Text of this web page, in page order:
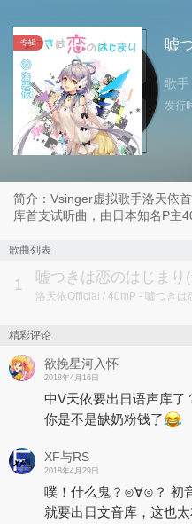
专辑 嘘
歌手
发行
简介：Vsinger虚拟歌手洛天依
库首支试听曲，由日本知名P主
歌曲列表
1 嘘つきは恋のはじまり
洛天依Official / 40mP - 嘘つきは
精彩评论
欲挽星河入怀
2018年4月16日
中V天依要出日语声库
你是不是缺奶粉钱了
XF与RS
2018年4月29日
噗！什么鬼？⊙∀⊙？ 初
就要出日文音库，这也